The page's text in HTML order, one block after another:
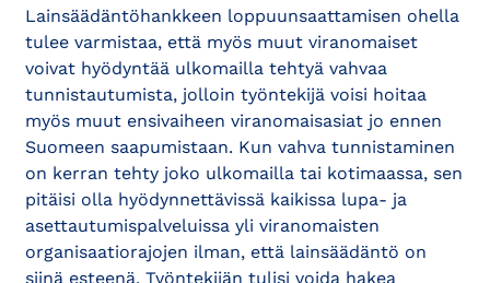
Lainsäädäntöhankkeen loppuunsaattamisen ohella
tulee varmistaa, että myös muut viranomaiset
voivat hyödyntää ulkomailla tehtyä vahvaa
tunnistautumista, jolloin työntekijä voisi hoitaa
myös muut ensivaiheen viranomaisasiat jo ennen
Suomeen saapumistaan. Kun vahva tunnistaminen
on kerran tehty joko ulkomailla tai kotimaassa, sen
pitäisi olla hyödynnettävissä kaikissa lupa- ja
asettautumispalveluissa yli viranomaisten
organisaatiorajojen ilman, että lainsäädäntö on
siinä esteenä. Työntekijän tulisi voida hakea